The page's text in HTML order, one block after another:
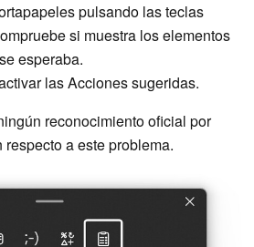
pulsando las teclas
si muestra los elementos
esperaba.
las Acciones sugeridas.
reconocimiento oficial por
respecto a este problema.